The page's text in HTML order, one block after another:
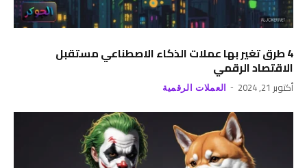
4 طرق تغير بها عملات الذكاء الاصطناعي مستقبل
الاقتصاد الرقمي
أكتوبر 21, 2024 العملات الرقمية